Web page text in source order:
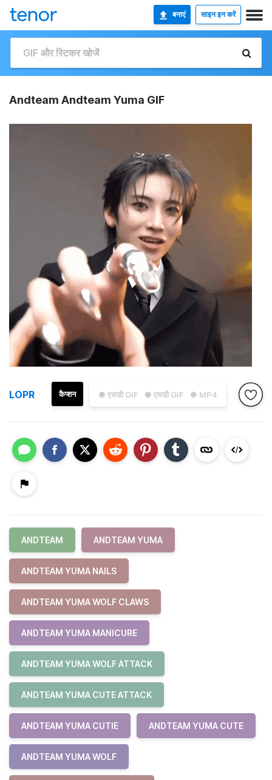
बनाएं साइन इन करें
Andteam Andteam Yuma GIF
● एसडी GIF ● एचडी GIF ● MP4
कैप्शन
LOPR
ANDTEAM ANDTEAM YUMA
ANDTEAM YUMA NAILS
ANDTEAM YUMA WOLF CLAWS
ANDTEAM YUMA MANICURE
ANDTEAM YUMA WOLF ATTACK
ANDTEAM YUMA CUTE ATTACK
ANDTEAM YUMA CUTIE ANDTEAM YUMA CUTE
ANDTEAM YUMA WOLF